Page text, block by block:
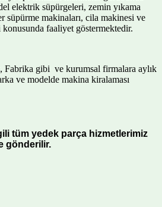
elektrik süpürgeleri, zemin yıkama
süpürme makinaları, cila makinesi ve
konusunda faaliyet göstermektedir.
Fabrika gibi ve kurumsal firmalara aylık
ve modelde makina kiralaması
tüm yedek parça hizmetlerimiz
gönderilir.